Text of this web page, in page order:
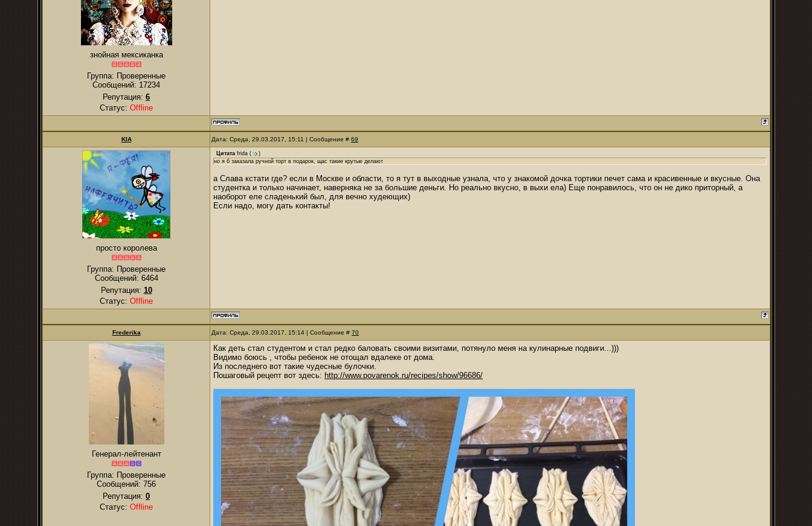
знойная мексиканка
Группа: Проверенные
Сообщений: 17234
Репутация: 6
Статус: Offline
KIA Дата: Среда, 29.03.2017, 15:11 | Сообщение # 69
просто королева
Группа: Проверенные
Сообщений: 6464
Репутация: 10
Статус: Offline
Цитата frida (
)
но я б заказала ручной торт в подарок, щас такие крутые делают
а Слава кстати где? если в Москве и области, то я тут в выходные узнала, что у знакомой дочка тортики печет сама и красивенные и вкусные. Она
студентка и только начинает, наверняка не за большие деньги. Но реально вкусно, в выхи ела) Еще понравилось, что он не дико приторный, а
наоборот еле сладенький был, для вечно худеющих)
Если надо, могу дать контакты!
Frederika Дата: Среда, 29.03.2017, 15:14 | Сообщение # 70
Генерал-лейтенант
Группа: Проверенные
Сообщений: 756
Репутация: 0
Статус: Offline
Как деть стал студентом и стал редко баловать своими визитами, потянуло меня на кулинарные подвиги...)))
Видимо боюсь , чтобы ребенок не отощал вдалеке от дома.
Из последнего вот такие чудесные булочки.
Пошаговый рецепт вот здесь: http://www.povarenok.ru/recipes/show/96686/